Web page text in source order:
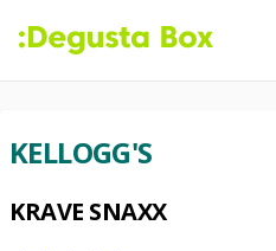
KELLOGG'S
KRAVE SNAXX